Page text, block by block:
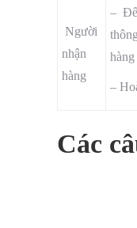
Người
nhận
hàng
–
–
Các